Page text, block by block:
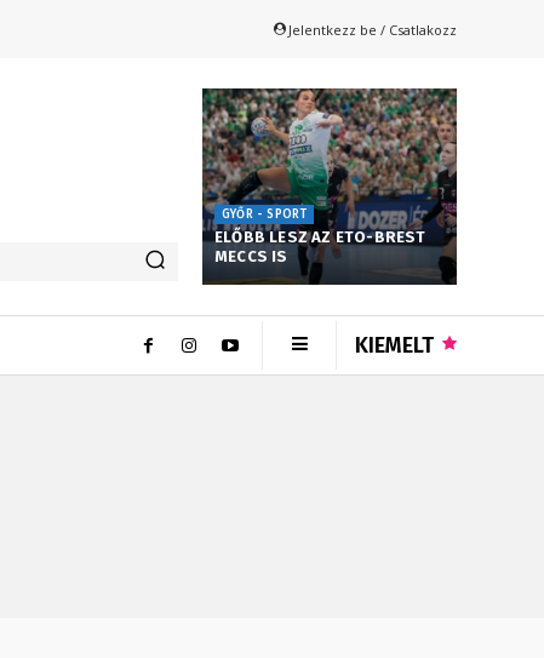
Jelentkezz be / Csatlakozz
GYŐR - SPORT
ELŐBB LESZ AZ ETO-BREST
MECCS IS
KIEMELT